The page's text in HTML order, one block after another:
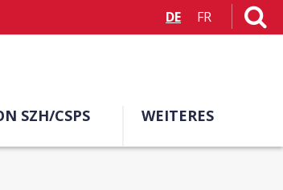
DE FR
SZH/CSPS WEITERES